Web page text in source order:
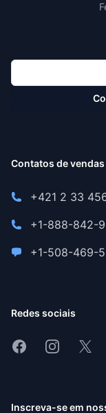
Contatos de vendas
+421 2 33
+1-888-842-
+1-508-469-
Redes sociais
FacebookInstagram
X
Inscreva-se em